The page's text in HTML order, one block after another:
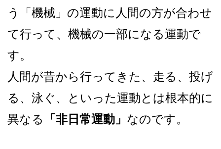
う「機械」の運動に 人間の方が合わせ
て行って、機械の一部になる運動で
す。
人間が昔から行ってきた、走る、投げ
る、泳ぐ、といった運動とは根本的に
異なる
「非日常運動」 なのです。